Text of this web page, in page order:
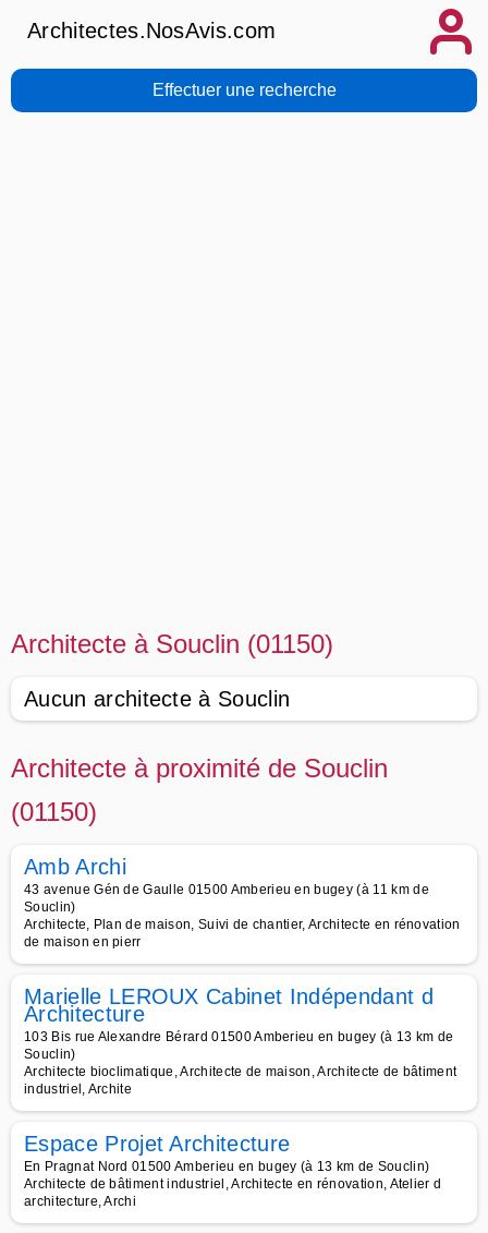
Architectes.NosAvis.com
Effectuer une recherche
Architecte à Souclin (01150)
Aucun architecte à Souclin
Architecte à proximité de Souclin
(01150)
Amb Archi
43 avenue Gén de Gaulle 01500 Amberieu en bugey (à 11 km de
Souclin)
Architecte, Plan de maison, Suivi de chantier, Architecte en rénovation
de maison en pierr
Marielle LEROUX Cabinet Indépendant d
Architecture
103 Bis rue Alexandre Bérard 01500 Amberieu en bugey (à 13 km de
Souclin)
Architecte bioclimatique, Architecte de maison, Architecte de bâtiment
industriel, Archite
Espace Projet Architecture
En Pragnat Nord 01500 Amberieu en bugey (à 13 km de Souclin)
Architecte de bâtiment industriel, Architecte en rénovation, Atelier d
architecture, Archi